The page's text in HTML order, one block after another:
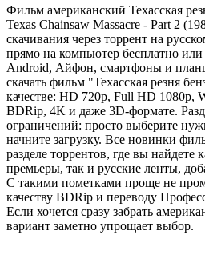
Фильм американский Техасская
Texas Chainsaw Massacre - Part 2
скачивания через торрент на
прямо на компьютер бесплатно
Android, Айфон, смартфоны и
скачать фильм "Техасская резня
качестве: HD 720p, Full HD 1080p,
BDRip, 4K и даже 3D-формате.
ограничений: просто выберите
начните загрузку. Все новинки
разделе торрентов, где вы найдете
премьеры, так и русские ленты,
С такими пометками проще не
качеству BDRip и переводу
Если хочется сразу забрать
вариант заметно упрощает выбор.